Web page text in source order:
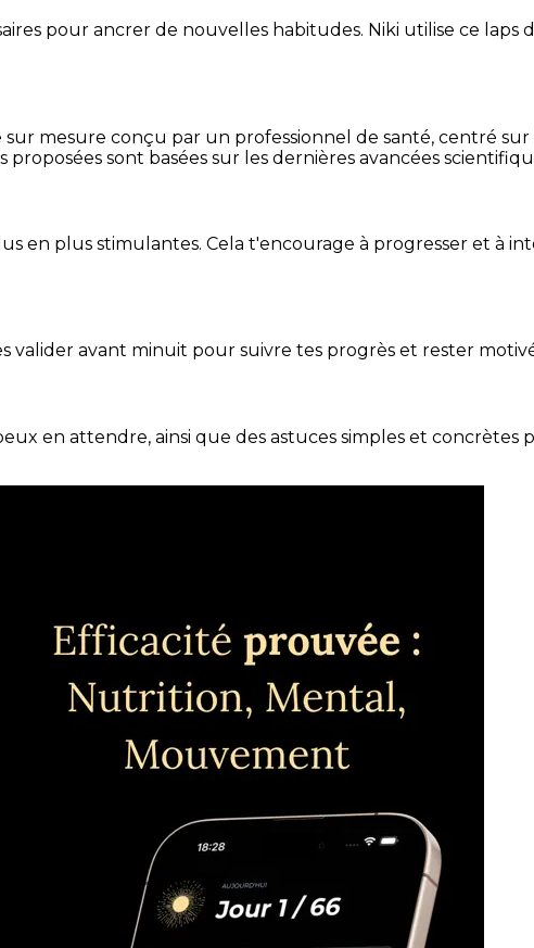
pour ancrer de nouvelles habitudes. Niki utilise ce laps
mesure conçu par un professionnel de santé, centré sur
sont basées sur les dernières avancées
en plus stimulantes. Cela t'encourage à progresser et à
valider avant minuit pour suivre tes progrès et rester
en attendre, ainsi que des astuces simples et